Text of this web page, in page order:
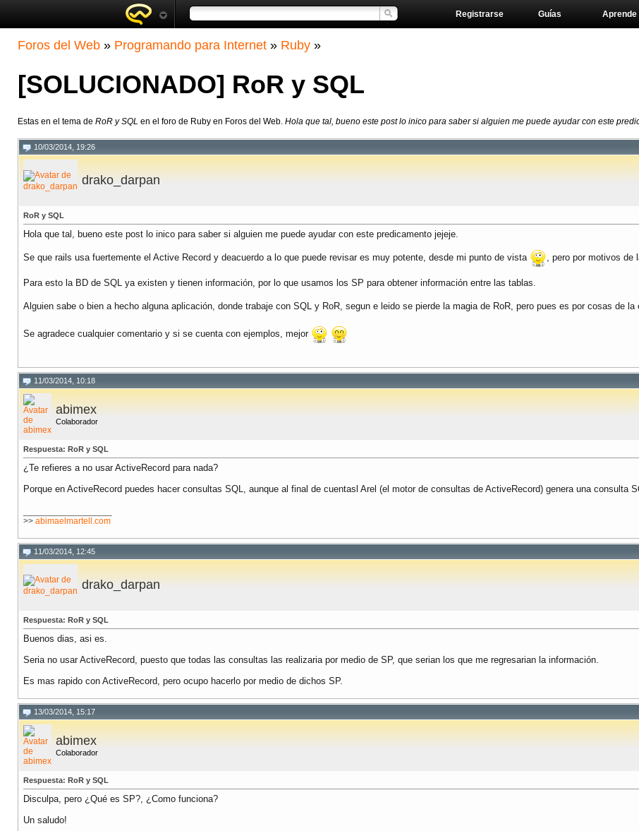
Aprende
Guías
Registrarse
Foros del Web » Programando para Internet » Ruby »
[SOLUCIONADO] RoR y SQL
Estas en el tema de RoR y SQL en el foro de Ruby en Foros del Web. Hola que tal, bueno este post lo inico para saber si alguien me puede ayudar con este
10/03/2014, 19:26
drako_darpan
RoR y SQL
Hola que tal, bueno este post lo inico para saber si alguien me puede ayudar con este predicamento jejeje.
Se que rails usa fuertemente el Active Record y deacuerdo a lo que puede revisar es muy potente, desde mi punto de vista , pero por motivos de
Para esto la BD de SQL ya existen y tienen información, por lo que usamos los SP para obtener información entre las tablas.
Alguien sabe o bien a hecho alguna aplicación, donde trabaje con SQL y RoR, segun e leido se pierde la magia de RoR, pero pues es por cosas de la
Se agradece cualquier comentario y si se cuenta con ejemplos, mejor
11/03/2014, 10:18
abimex
Colaborador
Respuesta: RoR y SQL
¿Te refieres a no usar ActiveRecord para nada?
Porque en ActiveRecord puedes hacer consultas SQL, aunque al final de cuentasl Arel (el motor de consultas de ActiveRecord) genera una consulta
>> abimaelmartell.com
11/03/2014, 12:45
drako_darpan
Respuesta: RoR y SQL
Buenos dias, asi es.
Seria no usar ActiveRecord, puesto que todas las consultas las realizaria por medio de SP, que serian los que me regresarian la información.
Es mas rapido con ActiveRecord, pero ocupo hacerlo por medio de dichos SP.
13/03/2014, 15:17
abimex
Colaborador
Respuesta: RoR y SQL
Disculpa, pero ¿Qué es SP?, ¿Como funciona?
Un saludo!